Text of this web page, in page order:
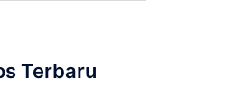
Terbaru